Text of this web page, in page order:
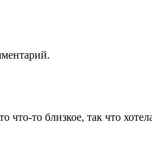
то близкое, так что